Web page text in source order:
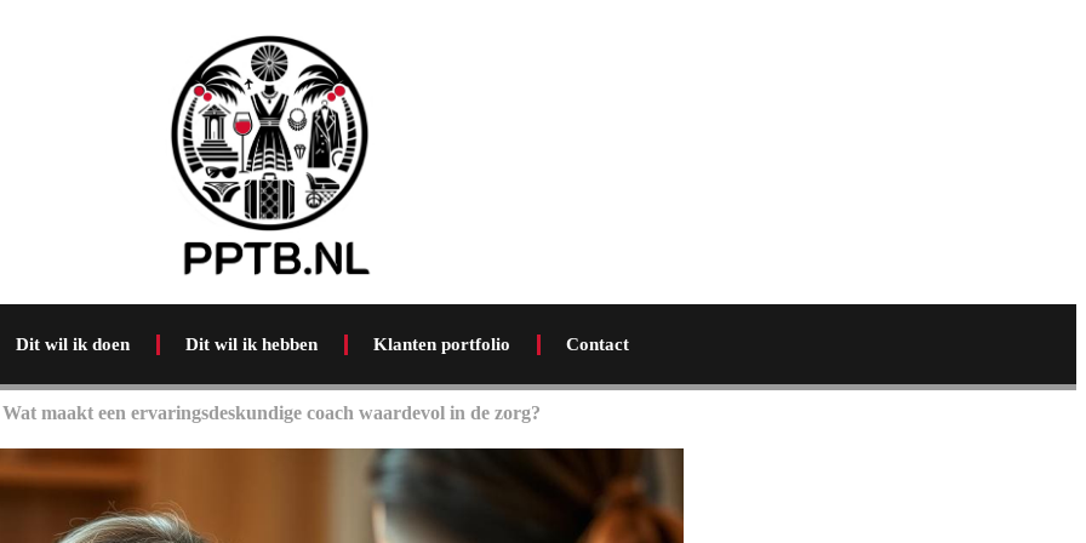
Dit wil ik doen Dit wil ik hebben Klanten portfolio Contact
Wat maakt een ervaringsdeskundige coach waardevol in de zorg?